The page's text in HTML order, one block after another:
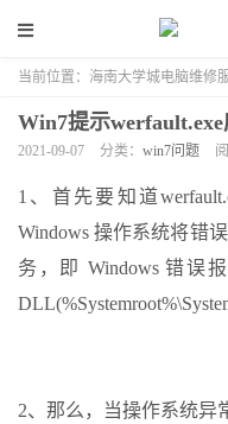
当前位置： 海南大学城电脑维修
Win7提示
2021-09-07 分类： win7问题
1、首先要知道
Windows 操作系统将错
务，即 Windows 错误
2、那么，当操作系统异